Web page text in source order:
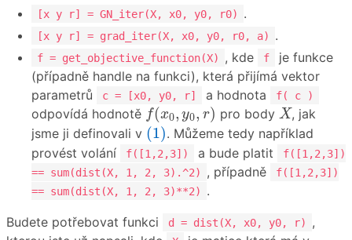
[x y r] = GN_iter(X, x0, y0, r0) .
[x y r] = grad_iter(X, x0, y0, r0, a) .
f = get_objective_function(X) , kde f
je funkce
(případně handle na funkci), která přijímá vektor
parametrů
c = [x0, y0, r] a hodnota f( c )
odpovídá hodnotě f(x0, y0, r)
f(x 0, 0 ) pro body X
X, jak
jsme ji definovali v (1)
(1) . Můžeme tedy například
provést volání
f([1,2,3]) a bude platit
f([1,2,3])
== sum(dist(X, 1, 2, 3).^2)
, případně
f([1,2,3])
== sum(dist(X, 1, 2, 3)**2)
.
Budete potřebovat funkci
d = dist(X, x0, y0, r)
,